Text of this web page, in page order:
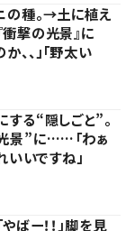
の種。→土に植え
撃の光景』に
、、」「野太い
る“隠しごと”。
景”に……「わぁ
いいですね」
ばー！！」脚を見